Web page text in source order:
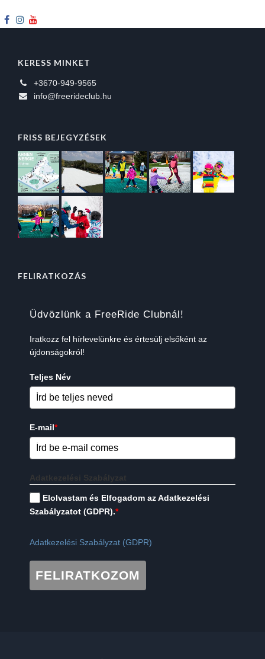
KERESS MINKET
+3670-949-9565
info@freerideclub.hu
FRISS BEJEGYZÉSEK
FELIRATKOZÁS
Üdvözlünk a FreeRide Clubnál!
Iratkozz fel hírlevelünkre és értesülj elsőként az
újdonságokról!
Teljes Név
E-mail*
Adatkezelési Szabályzat
Elolvastam és Elfogadom az Adatkezelési
Szabályzatot (GDPR).*
Adatkezelési Szabályzat (GDPR)
FELIRATKOZOM